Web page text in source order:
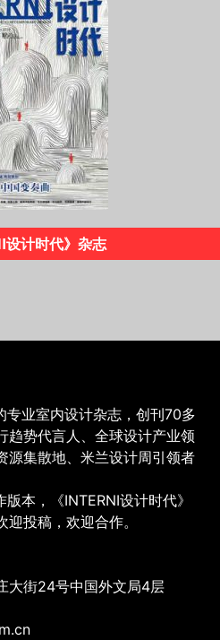
兰设计地图
专业室内设计杂志，创刊70多
趋势代言人、全球设计产业领
源集散地、米兰设计周引领者
本，《INTERNI设计时代》
投稿，欢迎合作。
大街24号中国外文局4层